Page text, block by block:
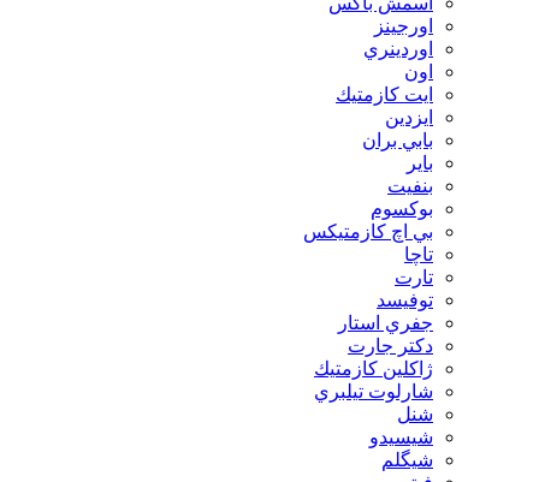
اورجينز
اوردينري
اون
ايت كازمتيك
ايزدين
بابي بران
بایر
بنفيت
بوكسوم
بي اچ كازمتيكس
تاچا
تارت
توفيسد
جفري استار
دكتر جارت
ژاكلين كازمتيك
شارلوت تيلبري
شنل
شيسيدو
شیگلم